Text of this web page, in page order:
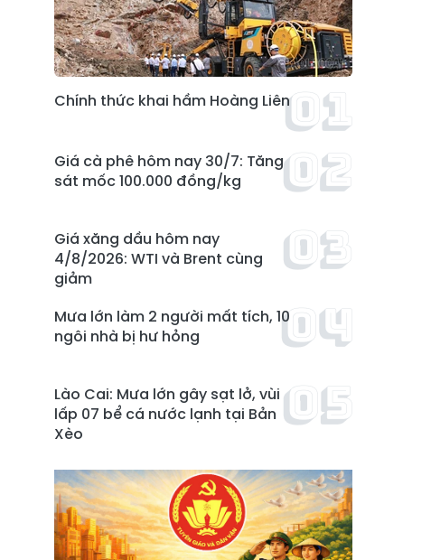
Chính thức khai hầm Hoàng Liên
Giá cà phê hôm nay 30/7: Tăng
sát mốc 100.000 đồng/kg
Giá xăng dầu hôm nay
4/8/2026: WTI và Brent cùng
giảm
Mưa lớn làm 2 người mất tích, 10
ngôi nhà bị hư hỏng
Lào Cai: Mưa lớn gây sạt lở, vùi
lấp 07 bể cá nước lạnh tại Bản
Xèo